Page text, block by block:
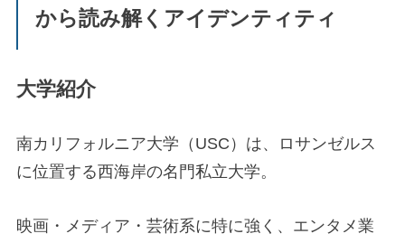
から読み解くアイデンティティ
大学紹介
南カリフォルニア大学（USC）は、ロサンゼルス
に位置する西海岸の名門私立大学。
映画・メディア・芸術系に特に強く、エンタメ業